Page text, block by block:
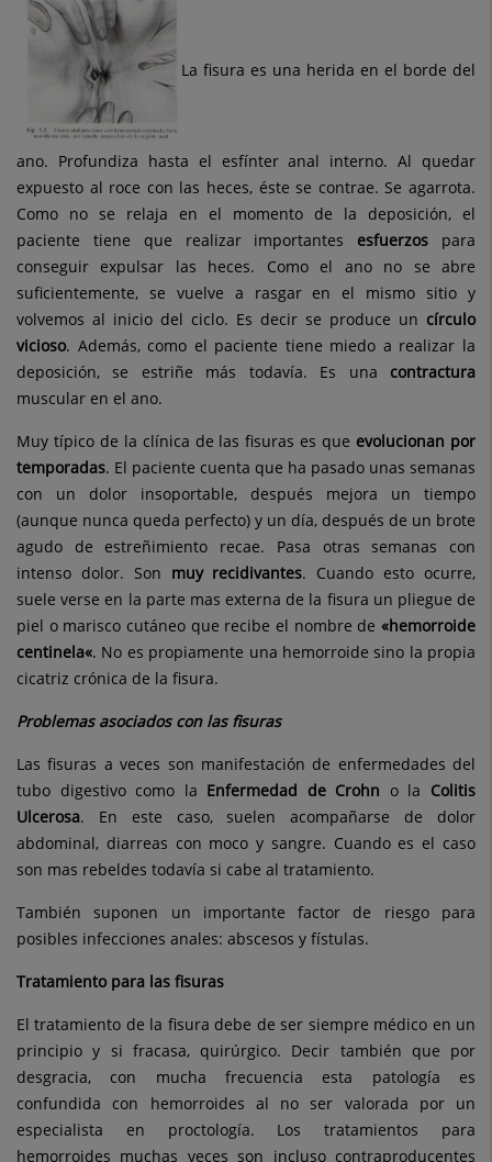
La fisura es una herida en el borde del
ano. Profundiza hasta el esfínter anal interno. Al quedar
expuesto al roce con las heces, éste se contrae. Se agarrota.
Como no se relaja en el momento de la deposición, el
paciente tiene que realizar importantes esfuerzos para
conseguir expulsar las heces. Como el ano no se abre
suficientemente, se vuelve a rasgar en el mismo sitio y
volvemos al inicio del ciclo. Es decir se produce un círculo
vicioso. Además, como el paciente tiene miedo a realizar la
deposición, se estriñe más todavía. Es una contractura
muscular en el ano.
Muy típico de la clínica de las fisuras es que evolucionan por
temporadas. El paciente cuenta que ha pasado unas semanas
con un dolor insoportable, después mejora un tiempo
(aunque nunca queda perfecto) y un día, después de un brote
agudo de estreñimiento recae. Pasa otras semanas con
intenso dolor. Son muy recidivantes. Cuando esto ocurre,
suele verse en la parte mas externa de la fisura un pliegue de
piel o marisco cutáneo que recibe el nombre de «hemorroide
centinela«. No es propiamente una hemorroide sino la propia
cicatriz crónica de la fisura.
Problemas asociados con las fisuras
Las fisuras a veces son manifestación de enfermedades del
tubo digestivo como la Enfermedad de Crohn o la Colitis
Ulcerosa. En este caso, suelen acompañarse de dolor
abdominal, diarreas con moco y sangre. Cuando es el caso
son mas rebeldes todavía si cabe al tratamiento.
También suponen un importante factor de riesgo para
posibles infecciones anales: abscesos y fístulas.
Tratamiento para las fisuras
El tratamiento de la fisura debe de ser siempre médico en un
principio y si fracasa, quirúrgico. Decir también que por
desgracia, con mucha frecuencia esta patología es
confundida con hemorroides al no ser valorada por un
especialista en proctología. Los tratamientos para
hemorroides muchas veces son incluso contraproducentes